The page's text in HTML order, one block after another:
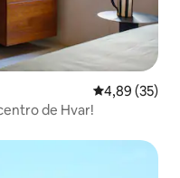
4,89 de uma
4,89 (35)
de Hvar!